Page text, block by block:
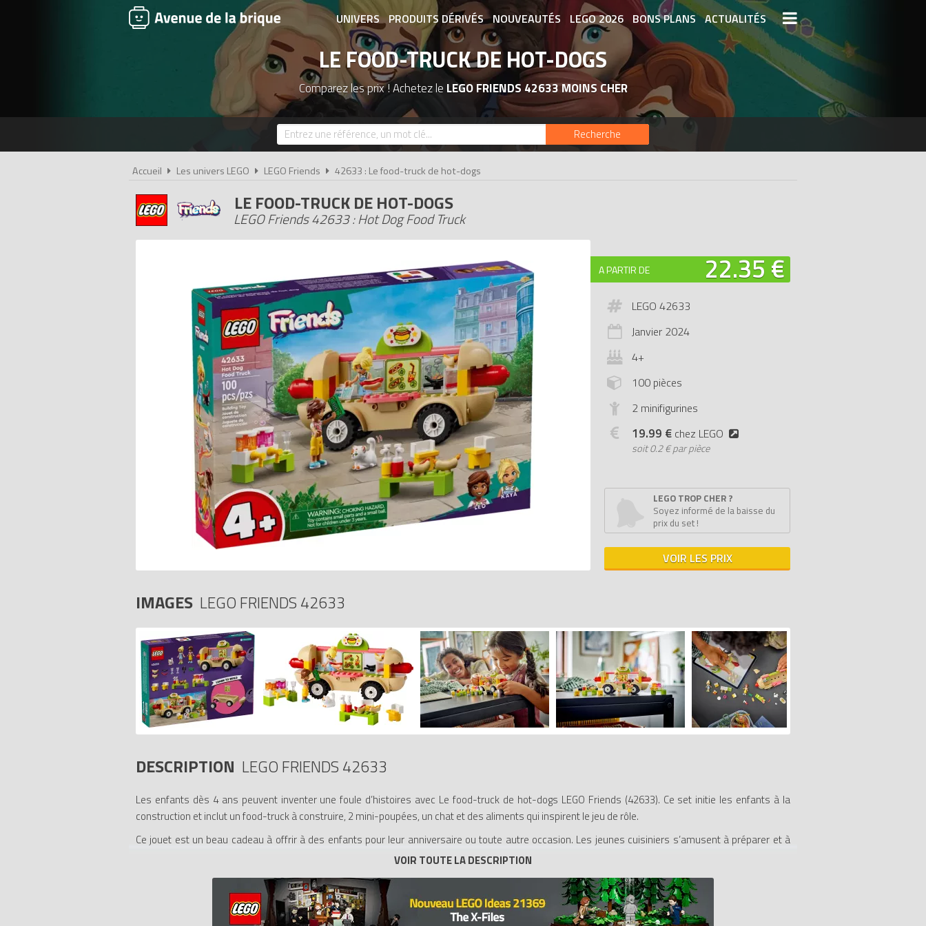
UNIVERS PRODUITS DÉRIVÉS NOUVEAUTÉS LEGO 2026 BONS PLANS ACTUALITÉS
ASSOCIATIONS DE FANS EXPOSITIONS LEGO LEGO LES PLUS CHERS
DERNIERS LEGO AJOUTÉS
LE FOOD-TRUCK DE HOT-DOGS
Comparez les prix ! Achetez le LEGO FRIENDS 42633 MOINS CHER
Recherche
Accueil Les univers LEGO LEGO Friends 42633 : Le food-truck de hot-dogs
LE FOOD-TRUCK DE HOT-DOGS
LEGO Friends 42633 : Hot Dog Food Truck
A PARTIR DE 22.35 €
LEGO 42633
Janvier 2024
4+
100 pièces
2 minifigurines
19.99 € chez LEGO
soit0.2 € par pièce
LEGO TROP CHER ?
Soyez informé de la baisse du
prix du set !
VOIR LES PRIX
IMAGES LEGO FRIENDS 42633
DESCRIPTION LEGO FRIENDS 42633
Les enfants dès 4 ans peuvent inventer une foule d’histoires avec Le food-truck de hot-dogs LEGO Friends (42633). Ce set initie les enfants à la
construction et inclut un food-truck à construire, 2 mini-poupées, un chat et des aliments qui inspirent le jeu de rôle.
Ce jouet est un beau cadeau à offrir à des enfants pour leur anniversaire ou toute autre occasion. Les jeunes cuisiniers s’amusent à préparer et à
servir les hot-dogs avec Kaya. Léo se rend au food-truck avec son chat Churro et discute avec Kaya des différentes options de nourriture et de
Les jouets LEGO 4+ proposent aux enfants une expérience de construction rapide et amusante. Ils incluent une brique de démarrage, c’est-à-dire une
base robuste sur laquelle les enfants peuvent créer la scène. Laissez-vous guider dans l’application LEGO Builder pour zoomer et faire pivoter vos